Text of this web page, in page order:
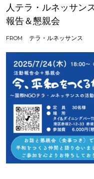
人テラ・ルネッサン
報告＆懇親会
FROM テラ・ルネッサンス